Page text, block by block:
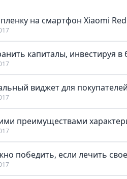
на смартфон Xiaomi
капиталы, инвестируя
виджет для
преимуществами
победить, если лечить